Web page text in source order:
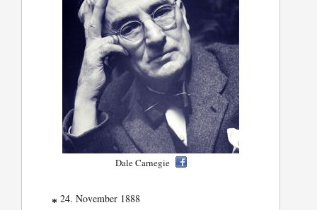
Dale Carnegie
* 24. November 1888